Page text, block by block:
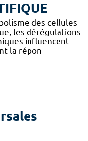
des cellules
les dérégulations
influencent
la répon